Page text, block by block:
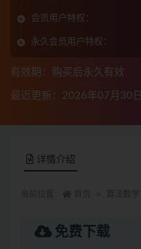
会员用户特权：
永久会员用户特权：
有效期：购买后永久有效
最近更新：2026年07月30日
详情介绍
免费下载